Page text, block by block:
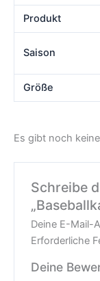
Produkt
Saison
Größe
Es gibt noch
Schreibe
Deine E-Mail-
Erforderliche
Deine